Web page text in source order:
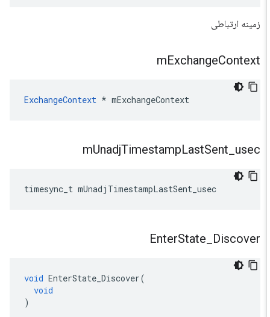
زمینه ارتباطی
mExchangeContext
ExchangeContext mExchangeContext
mUnadjTimestampLastSent _usec
timesync_t mUnadjTimestampLastSent_usec
EnterState _Discover
void EnterState_Discover
void